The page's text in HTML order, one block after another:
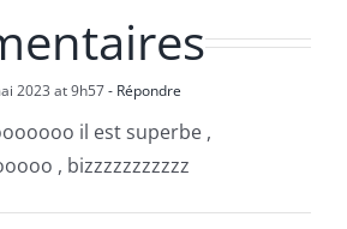
2023 at 9h57- Répondre
il est superbe ,
, bizzzzzzzzzzz